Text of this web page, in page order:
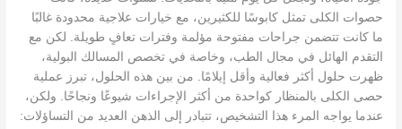
حصوات الكلى تمثل كابوسًا للكثيرين، مع خيارات علاجية محدودة غالبًا
ما كانت تتضمن جراحات مفتوحة مؤلمة وفترات تعافٍ طويلة. لكن مع
التقدم الهائل في مجال الطب، وخاصة في تخصص المسالك البولية،
ظهرت حلول أكثر فعالية وأقل إيلامًا. من بين هذه الحلول، تبرز عملية
حصى الكلى بالمنظار كواحدة من أكثر الإجراءات شيوعًا ونجاحًا. ولكن،
عندما يواجه المرء هذا التشخيص، تتبادر إلى الذهن العديد من التساؤلات: